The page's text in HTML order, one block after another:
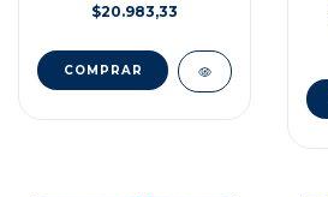
$20.983,33